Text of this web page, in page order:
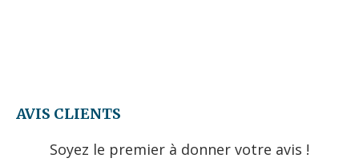
AVIS CLIENTS
Soyez le premier à donner votre avis !